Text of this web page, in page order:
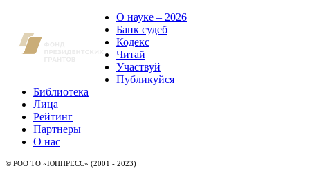
О науке – 2026
Банк судеб
Кодекс
Читай
Участвуй
Публикуйся
Библиотека
Лица
Рейтинг
Партнеры
О нас
© РОО ТО «ЮНПРЕСС» (2001 - 2023)